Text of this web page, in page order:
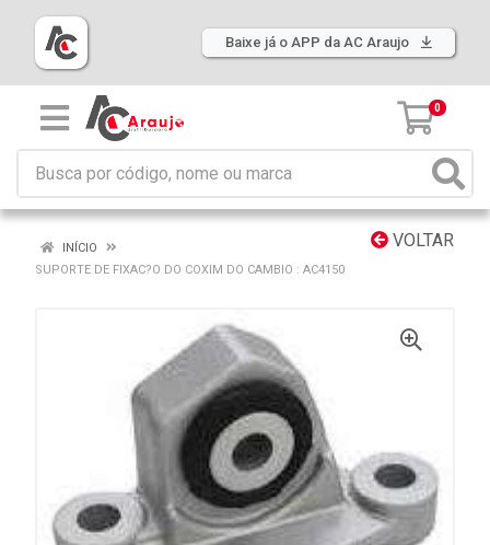
Baixe já o APP da AC Araujo
0
VOLTAR
INÍCIO
SUPORTE DE FIXAC?O DO COXIM DO CAMBIO : AC4150